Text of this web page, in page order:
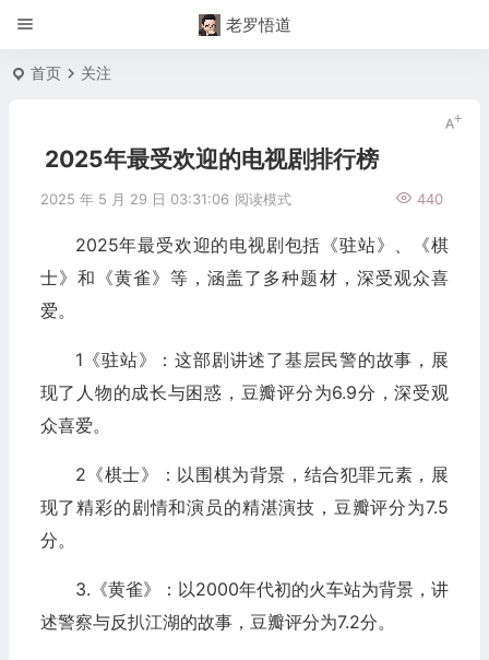
老罗悟道
首页 关注
2025年最受欢迎的电视剧排行榜
2025 年 5 月 29 日 03:31:06 440
阅读模式
2025年最受欢迎的电视剧包括《驻站》、《棋
士》和《黄雀》等，涵盖了多种题材，深受观众喜
爱。
1《驻站》：这部剧讲述了基层民警的故事，展
现了人物的成长与困惑，豆瓣评分为6.9分，深受观
众喜爱。
2《棋士》：以围棋为背景，结合犯罪元素，展
现了精彩的剧情和演员的精湛演技，豆瓣评分为7.5
分。
3.《黄雀》：以2000年代初的火车站为背景，讲
述警察与反扒江湖的故事，豆瓣评分为7.2分。